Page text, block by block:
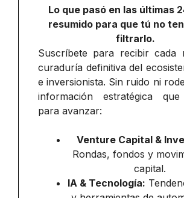
Lo que pasó en las últimas
resumido para que tú no
filtrarlo.
Suscríbete para recibir cada
curaduría definitiva del
e inversionista. Sin ruido ni
información estratégica que
para avanzar:
Venture Capital &
Rondas, fondos y
capital.
IA & Tecnología: